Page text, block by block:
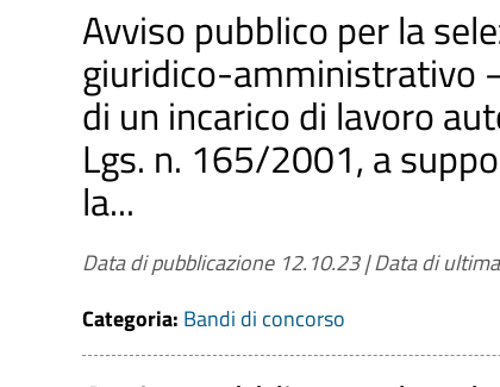
Avviso pubblico per la
giuridico-amministrativo
di un incarico di lavoro
Lgs. n. 165/2001, a
la...
Data di pubblicazione 12.10.23|Data di
Categoria: Bandi di concorso